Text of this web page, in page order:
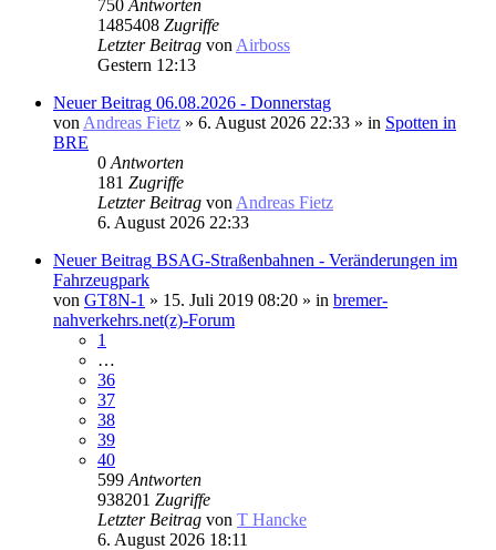
750 Antworten
1485408 Zugriffe
Letzter Beitrag von Airboss
Gestern 12:13
Neuer Beitrag 06.08.2026 - Donnerstag
von Andreas Fietz » 6. August 2026 22:33 » in Spotten in
BRE
0 Antworten
181 Zugriffe
Letzter Beitrag von Andreas Fietz
6. August 2026 22:33
Neuer Beitrag BSAG-Straßenbahnen - Veränderungen im
Fahrzeugpark
von GT8N-1 » 15. Juli 2019 08:20 » in bremer-
nahverkehrs.net(z)-Forum
1
…
36
37
38
39
40
599 Antworten
938201 Zugriffe
Letzter Beitrag von T Hancke
6. August 2026 18:11